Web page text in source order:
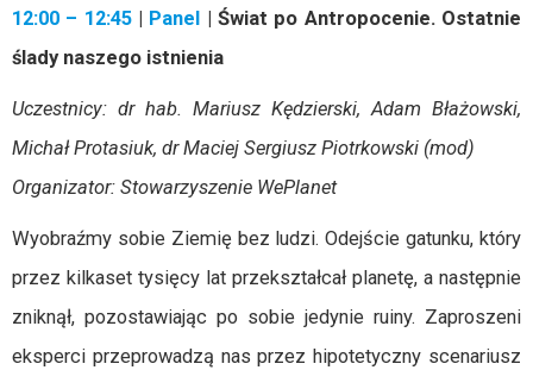
12:00 – 12:45| Panel | Świat po Antropocenie. Ostatnie
ślady naszego istnienia
Uczestnicy: dr hab. Mariusz Kędzierski, Adam Błażowski,
Michał Protasiuk, dr Maciej Sergiusz Piotrkowski (mod)
Organizator: Stowarzyszenie WePlanet
Wyobraźmy sobie Ziemię bez ludzi. Odejście gatunku, który
przez kilkaset tysięcy lat przekształcał planetę, a następnie
zniknął, pozostawiając po sobie jedynie ruiny. Zaproszeni
eksperci przeprowadzą nas przez hipotetyczny scenariusz